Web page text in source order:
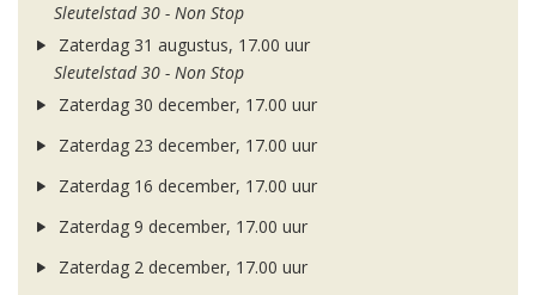
Sleutelstad 30 - Non Stop
Zaterdag 31 augustus, 17.00 uur
Sleutelstad 30 - Non Stop
Zaterdag 30 december, 17.00 uur
Zaterdag 23 december, 17.00 uur
Zaterdag 16 december, 17.00 uur
Zaterdag 9 december, 17.00 uur
Zaterdag 2 december, 17.00 uur